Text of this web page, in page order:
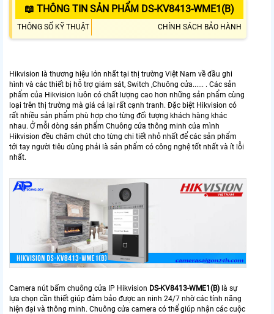
📖 THÔNG TIN SẢN PHẨM DS-KV8413-WME1(B)
THÔNG SỐ KỸ THUẬT CHÍNH SÁCH BẢO HÀNH
Hikvision là thương hiệu lớn nhất tại thị trường Việt Nam về đầu ghi
hình và các thiết bị hỗ trợ giám sát, Switch ,Chuông cửa...... . Các sản
phẩm của Hikvision luôn có chất lượng cao hơn những sản phẩm cùng
loại trên thị trường mà giá cả lại rất cạnh tranh. Đặc biệt Hikvision có
rất nhiều sản phẩm phù hợp cho từng đối tượng khách hàng khác
nhau. Ở mỗi dòng sản phẩm Chuông cửa thông minh của mình
Hikvision đều chăm chút cho từng chi tiết nhỏ nhất để các sản phẩm
tới tay người tiêu dùng phải là sản phẩm có công nghệ tốt nhất và ít lỗi
nhất.
Camera nút bấm chuông cửa IP Hikvision DS-KV8413-WME1(B) là sự
lựa chọn cần thiết giúp đảm bảo được an ninh 24/7 nhờ các tính năng
hiện đại và thông minh. Chuông cửa camera có thể giúp nhận các cuộc